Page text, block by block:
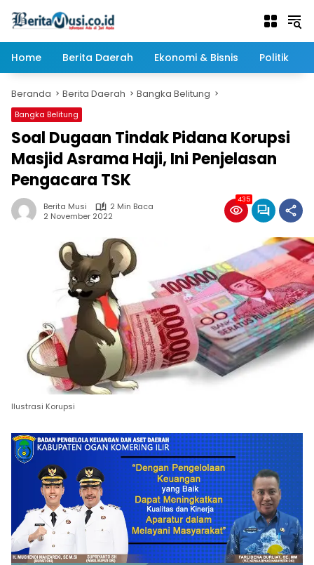
Home
Berita Daerah Ekonomi & Bisnis Politik
Beranda Berita Daerah Bangka Belitung
Bangka Belitung
Soal Dugaan Tindak Pidana Korupsi
Masjid Asrama Haji, Ini Penjelasan
Pengacara TSK
Berita Musi
2 Min Baca
2 November 2022
435
Ilustrasi Korupsi